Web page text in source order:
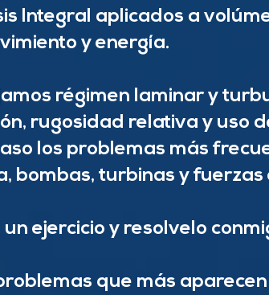
Integral aplicados a
y energía.
régimen laminar y
rugosidad relativa y uso
los problemas más
bombas, turbinas y fuerzas
un ejercicio y resolvelo
que más